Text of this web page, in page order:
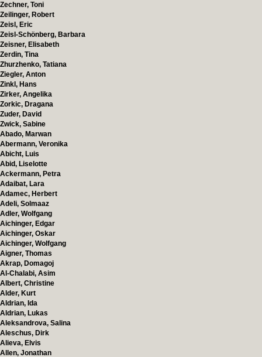
Zechner, Toni
Zeilinger, Robert
Zeisl, Eric
Zeisl-Schönberg, Barbara
Zeisner, Elisabeth
Zerdin, Tina
Zhurzhenko, Tatiana
Ziegler, Anton
Zinkl, Hans
Zirker, Angelika
Zorkic, Dragana
Zuder, David
Zwick, Sabine
Abado, Marwan
Abermann, Veronika
Abicht, Luis
Abid, Liselotte
Ackermann, Petra
Adaibat, Lara
Adamec, Herbert
Adeli, Solmaaz
Adler, Wolfgang
Aichinger, Edgar
Aichinger, Oskar
Aichinger, Wolfgang
Aigner, Thomas
Akrap, Domagoj
Al-Chalabi, Asim
Albert, Christine
Alder, Kurt
Aldrian, Ida
Aldrian, Lukas
Aleksandrova, Salina
Aleschus, Dirk
Alieva, Elvis
Allen, Jonathan